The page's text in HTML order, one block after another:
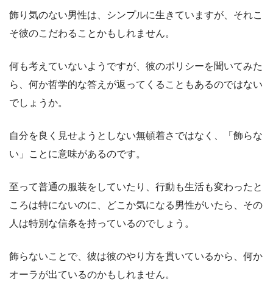
飾り気のない男性は、シンプルに生きていますが、それこ
そ彼のこだわることかもしれません。
何も考えていないようですが、彼のポリシーを聞いてみた
ら、何か哲学的な答えが返ってくることもあるのではない
でしょうか。
自分を良く見せようとしない無頓着さではなく、「飾らな
い」ことに意味があるのです。
至って普通の服装をしていたり、行動も生活も変わったと
ころは特にないのに、どこか気になる男性がいたら、その
人は特別な信条を持っているのでしょう。
飾らないことで、彼は彼のやり方を貫いているから、何か
オーラが出ているのかもしれません。